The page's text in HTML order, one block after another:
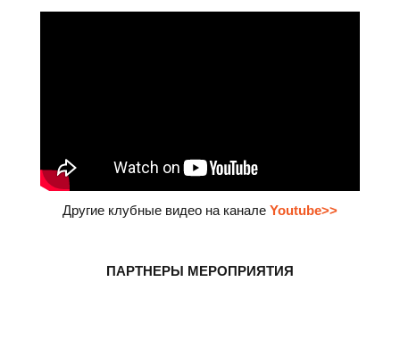
Другие клубные видео на канале Youtube>>
ПАРТНЕРЫ МЕРОПРИЯТИЯ